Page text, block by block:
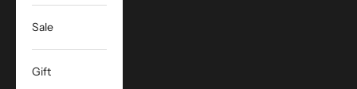
Sale
Gift